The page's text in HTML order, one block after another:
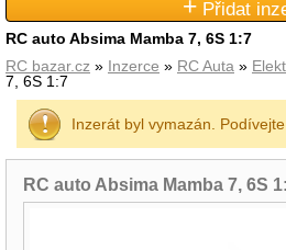
RC auto Absima Mamba 7, 6S 1:7
Inzerát byl vymazán.
RC auto Absima Mamba 7, 6S
RC bazar.cz » Inzerce » RC Auta »
7, 6S 1:7
+ Přidat